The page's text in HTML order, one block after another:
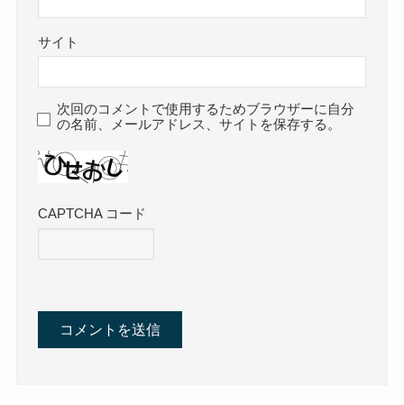
サイト
次回のコメントで使用するためブラウザーに自分
の名前、メールアドレス、サイトを保存する。
CAPTCHA コード